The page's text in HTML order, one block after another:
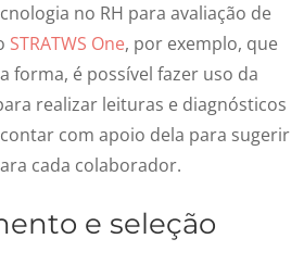
no RH para avaliação de
STRATWS One, por exemplo, que
forma, é possível fazer uso da
realizar leituras e diagnósticos
com apoio dela para sugerir
cada colaborador.
e seleção